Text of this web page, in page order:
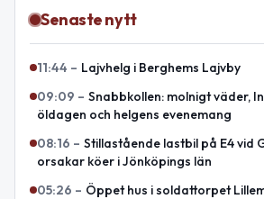
Senaste nytt
11:44 – Lajvhelg i Berghems Lajvby
09:09 – Snabbkollen: molnigt väder,
öldagen och helgens evenemang
08:16 – Stillastående lastbil på E4 vid
orsakar köer i Jönköpings län
05:26 – Öppet hus i soldattorpet